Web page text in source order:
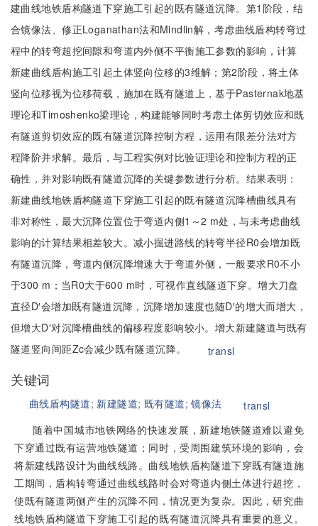
建曲线地铁盾构隧道下穿施工引起的既有隧道沉降。第1阶段，结
合镜像法、修正Loganathan法和Mindlin解，考虑曲线盾构转弯过
程中的转弯超挖间隙和弯道内外侧不平衡施工参数的影响，计算
新建曲线盾构施工引起土体竖向位移的3维解；第2阶段，将土体
竖向位移视为位移荷载，施加在既有隧道上，基于Pasternak地基
理论和Timoshenko梁理论，构建能够同时考虑土体剪切效应和既
有隧道剪切效应的既有隧道沉降控制方程，运用有限差分法对方
程降阶并求解。最后，与工程实例对比验证理论和控制方程的正
确性，并对影响既有隧道沉降的关键参数进行分析。结果表明：
新建曲线地铁盾构隧道下穿施工引起的既有隧道沉降槽曲线具有
非对称性，最大沉降位置位于弯道内侧1～2 m处，与未考虑曲线
影响的计算结果相差较大。减小掘进路线的转弯半径R0会增加既
有隧道沉降，弯道内侧沉降增速大于弯道外侧，一般要求R0不小
于300 m；当R0大于600 m时，可视作直线隧道下穿。增大刀盘
直径D′会增加既有隧道沉降，沉降增加速度也随D′的增大而增大，
但增大D′对沉降槽曲线的偏移程度影响较小。增大新建隧道与既有
隧道竖向间距Zc会减少既有隧道沉降。
transl
关键词
曲线盾构隧道; 新建隧道; 既有隧道;镜像法
transl
随着中国城市地铁网络的快速发展，新建地铁隧道难以避免
下穿通过既有运营地铁隧道；同时，受周围建筑环境的影响，会
将新建线路设计为曲线线路。曲线地铁盾构隧道下穿既有隧道施
工期间，盾构转弯通过曲线线路时会对弯道内侧土体进行超挖，
使既有隧道两侧产生的沉降不同，情况更为复杂。因此，研究曲
线地铁盾构隧道下穿施工引起的既有隧道沉降具有重要的意义。